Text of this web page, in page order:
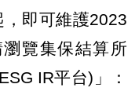
即可維護2023
覽集保結算所
IR平台)」：